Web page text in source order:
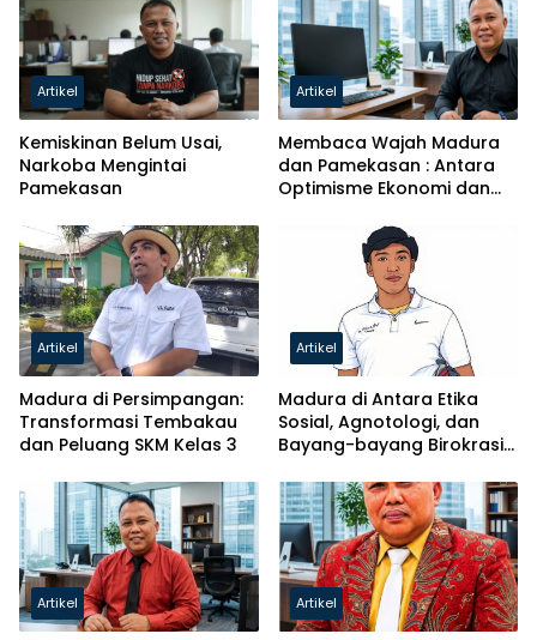
Artikel
Kemiskinan Belum Usai,
Narkoba Mengintai
Pamekasan
Artikel
Membaca Wajah Madura
dan Pamekasan : Antara
Optimisme Ekonomi dan
Artikel
Madura di Persimpangan:
Transformasi Tembakau
dan Peluang SKM Kelas 3
Artikel
Madura di Antara Etika
Sosial, Agnotologi, dan
Bayang-bayang Birokrasi
Artikel Artikel